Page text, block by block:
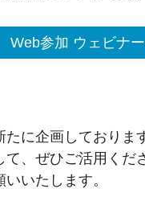
Web参加 ウェビナ
に企画しておりま
、ぜひご活用くだ
いたします。